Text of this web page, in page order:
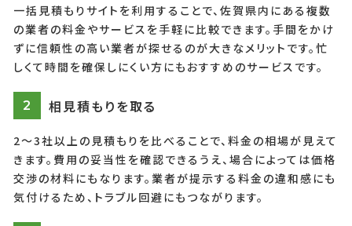
一括見積もりサイトを利用することで、佐賀県内にある複数
の業者の料金やサービスを手軽に比較できます。手間をかけ
ずに信頼性の高い業者が探せるのが大きなメリットです。忙
しくて時間を確保しにくい方にもおすすめのサービスです。
2 相見積もりを取る
2〜3社以上の見積もりを比べることで、料金の相場が見えて
きます。費用の妥当性を確認できるうえ、場合によっては価格
交渉の材料にもなります。業者が提示する料金の違和感にも
気付けるため、トラブル回避にもつながります。